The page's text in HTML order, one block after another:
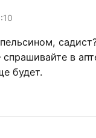
в
будет.